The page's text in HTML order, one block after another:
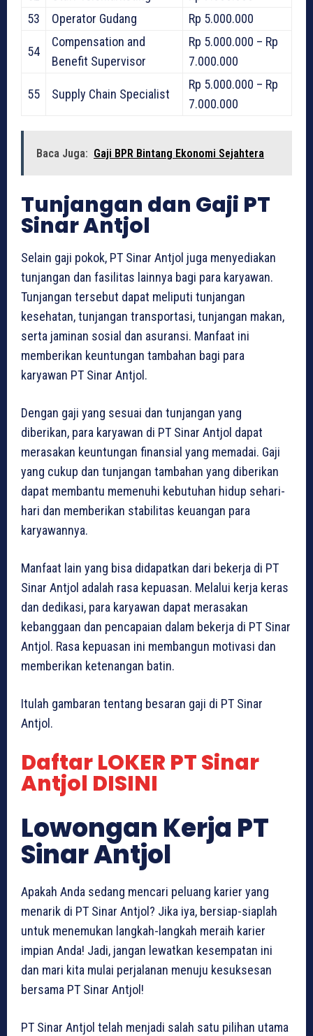
53
Operator Gudang Rp 5.000.000
54
Compensation and
Benefit Supervisor
Rp 5.000.000 – Rp
7.000.000
55 Supply Chain Specialist
Rp 5.000.000 – Rp
7.000.000
Baca Juga: Gaji BPR Bintang Ekonomi Sejahtera
Tunjangan dan Gaji PT
Sinar Antjol
Selain gaji pokok, PT Sinar Antjol juga menyediakan
tunjangan dan fasilitas lainnya bagi para karyawan.
Tunjangan tersebut dapat meliputi tunjangan
kesehatan, tunjangan transportasi, tunjangan makan,
serta jaminan sosial dan asuransi. Manfaat ini
memberikan keuntungan tambahan bagi para
karyawan PT Sinar Antjol.
Dengan gaji yang sesuai dan tunjangan yang
diberikan, para karyawan di PT Sinar Antjol dapat
merasakan keuntungan finansial yang memadai. Gaji
yang cukup dan tunjangan tambahan yang diberikan
dapat membantu memenuhi kebutuhan hidup sehari-
hari dan memberikan stabilitas keuangan para
karyawannya.
Manfaat lain yang bisa didapatkan dari bekerja di PT
Sinar Antjol adalah rasa kepuasan. Melalui kerja keras
dan dedikasi, para karyawan dapat merasakan
kebanggaan dan pencapaian dalam bekerja di PT Sinar
Antjol. Rasa kepuasan ini membangun motivasi dan
memberikan ketenangan batin.
Itulah gambaran tentang besaran gaji di PT Sinar
Antjol.
Daftar LOKER PT Sinar
Antjol DISINI
Lowongan Kerja PT
Sinar Antjol
Apakah Anda sedang mencari peluang karier yang
menarik di PT Sinar Antjol? Jika iya, bersiap-siaplah
untuk menemukan langkah-langkah meraih karier
impian Anda! Jadi, jangan lewatkan kesempatan ini
dan mari kita mulai perjalanan menuju kesuksesan
bersama PT Sinar Antjol!
PT Sinar Antjol telah menjadi salah satu pilihan utama